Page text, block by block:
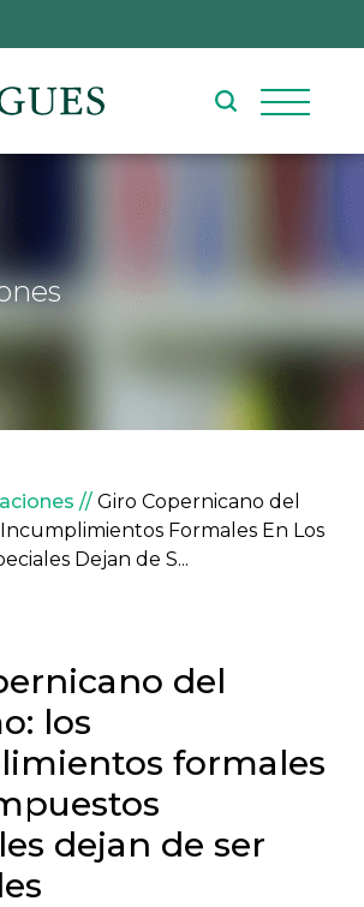
enlaces de
Giro Copernicano del
Formales En Los
Dejan de S...
del
los
formales
dejan de ser